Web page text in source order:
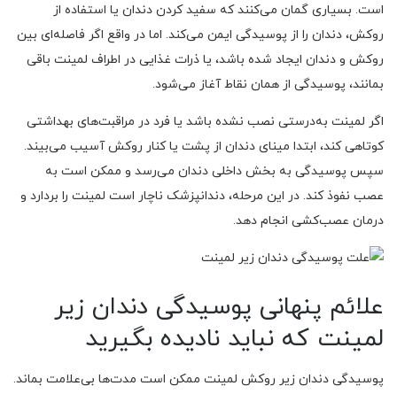
است. بسیاری گمان می‌کنند که سفید کردن دندان یا استفاده از
روکش، دندان را از پوسیدگی ایمن می‌کند. اما در واقع اگر فاصله‌ای بین
روکش و دندان ایجاد شده باشد، یا ذرات غذایی در اطراف لمینت باقی
بمانند، پوسیدگی از همان نقاط آغاز می‌شود.
اگر لمینت به‌درستی نصب نشده باشد یا فرد در مراقبت‌های بهداشتی
کوتاهی کند، ابتدا مینای دندان از پشت یا کنار روکش آسیب می‌بیند.
سپس پوسیدگی به بخش داخلی دندان می‌رسد و ممکن است به
عصب نفوذ کند. در این مرحله، دندانپزشک ناچار است لمینت را بردارد و
درمان عصب‌کشی انجام دهد.
علائم پنهانی پوسیدگی دندان زیر
لمینت که نباید نادیده بگیرید
پوسیدگی دندان زیر روکش لمینت ممکن است مدت‌ها بی‌علامت بماند.